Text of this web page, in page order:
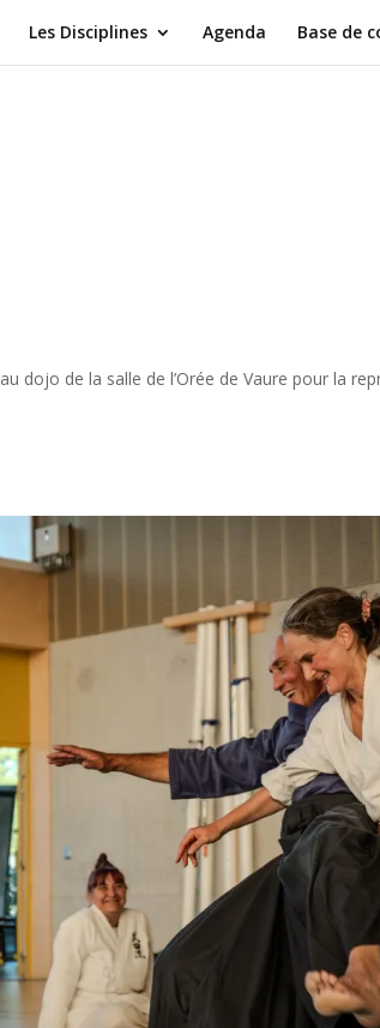
Les Disciplines Agenda Base de
au dojo de la salle de l’Orée de Vaure pour la